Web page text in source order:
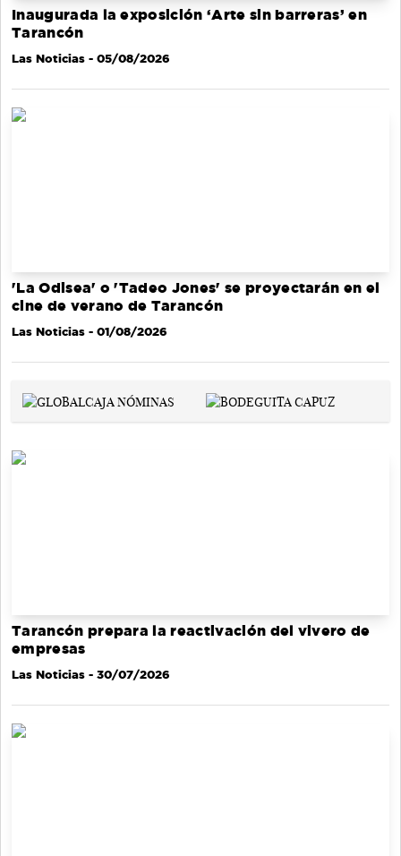
Inaugurada la exposición ‘Arte sin barreras’ en
Tarancón
Las Noticias - 05/08/2026
'La Odisea' o 'Tadeo Jones' se proyectarán en el
cine de verano de Tarancón
Las Noticias - 01/08/2026
Tarancón prepara la reactivación del vivero de
empresas
Las Noticias - 30/07/2026